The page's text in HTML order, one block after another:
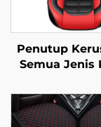
Penutup
Semua Jenis
Kekal Tahan